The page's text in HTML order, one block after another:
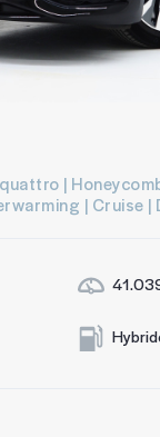
|
| Cruise |